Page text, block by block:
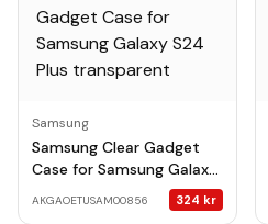
Samsung
Samsung Clear Gadget
Case for Samsung Galaxy
S24 Plus transparent
AKGAOETUSAM00856 324 kr